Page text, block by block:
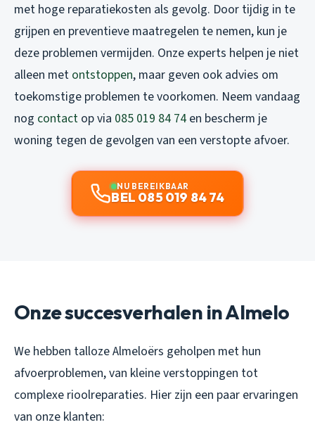
met hoge reparatiekosten als gevolg. Door tijdig in te
grijpen en preventieve maatregelen te nemen, kun je
deze problemen vermijden. Onze experts helpen je niet
alleen met ontstoppen, maar geven ook advies om
toekomstige problemen te voorkomen. Neem vandaag
nog contact op via 085 019 84 74 en bescherm je
woning tegen de gevolgen van een verstopte afvoer.
NU BEREIKBAAR
BEL 085 019 84 74
Onze succesverhalen in Almelo
We hebben talloze Almeloërs geholpen met hun
afvoerproblemen, van kleine verstoppingen tot
complexe rioolreparaties. Hier zijn een paar ervaringen
van onze klanten: